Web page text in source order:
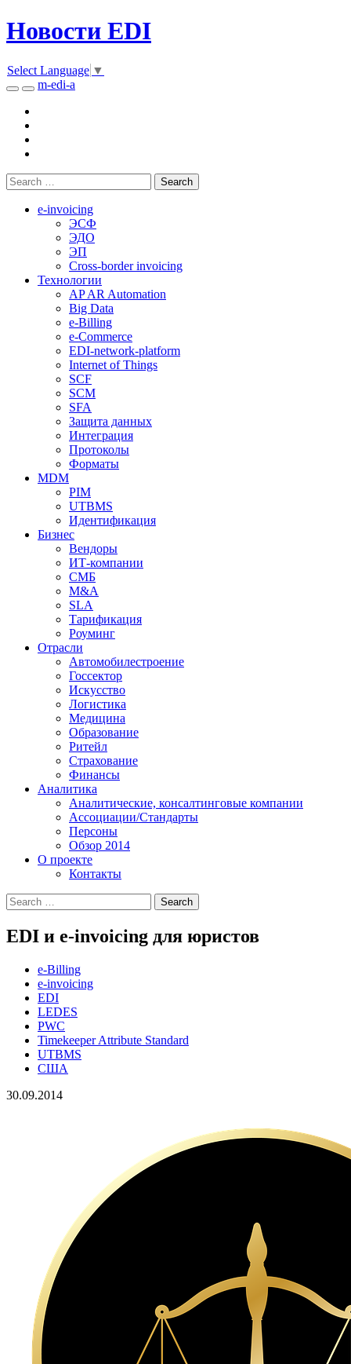
Новости EDI
Select Language ▼
m-edi-a
e-invoicing
ЭСФ
ЭДО
ЭП
Cross-border invoicing
Технологии
AP AR Automation
Big Data
e-Billing
e-Commerce
EDI-network-platform
Internet of Things
SCF
SCM
SFA
Защита данных
Интеграция
Протоколы
Форматы
MDM
PIM
UTBMS
Идентификация
Бизнес
Вендоры
ИТ-компании
СМБ
M&A
SLA
Тарификация
Роуминг
Отрасли
Автомобилестроение
Госсектор
Искусство
Логистика
Медицина
Образование
Ритейл
Страхование
Финансы
Аналитика
Аналитические, консалтинговые компании
Ассоциации/Стандарты
Персоны
Обзор 2014
О проекте
Контакты
EDI и e-invoicing для юристов
e-Billing
e-invoicing
EDI
LEDES
PWC
Timekeeper Attribute Standard
UTBMS
США
30.09.2014